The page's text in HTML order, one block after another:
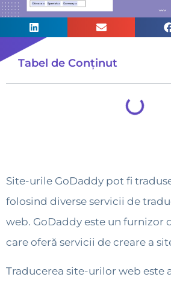
Tabel de Conținut
Site-urile GoDaddy pot fi
folosind diverse servicii de
web. GoDaddy este un furnizor
care oferă servicii de creare a
Traducerea site-urilor web este